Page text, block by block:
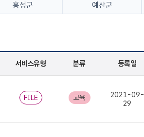
홍성군 예산군
서비스유형 분류 등록일
FILE 교육
2021-09-
29